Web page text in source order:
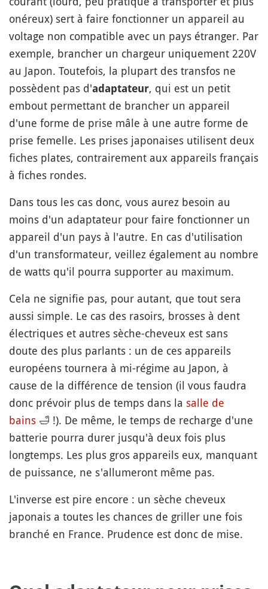
onéreux) sert à faire fonctionner un appareil au
voltage non compatible avec un pays étranger. Par
exemple, brancher un chargeur uniquement 220V
au Japon. Toutefois, la plupart des transfos ne
possèdent pas d'adaptateur, qui est un petit
embout permettant de brancher un appareil
d'une forme de prise mâle à une autre forme de
prise femelle. Les prises japonaises utilisent deux
fiches plates, contrairement aux appareils français
à fiches rondes.
Dans tous les cas donc, vous aurez besoin au
moins d'un adaptateur pour faire fonctionner un
appareil d'un pays à l'autre. En cas d'utilisation
d'un transformateur, veillez également au nombre
de watts qu'il pourra supporter au maximum.
Cela ne signifie pas, pour autant, que tout sera
aussi simple. Le cas des rasoirs, brosses à dent
électriques et autres sèche-cheveux est sans
doute des plus parlants : un de ces appareils
européens tournera à mi-régime au Japon, à
cause de la différence de tension (il vous faudra
donc prévoir plus de temps dans la salle de
bains 🛁 !). De même, le temps de recharge d'une
batterie pourra durer jusqu'à deux fois plus
longtemps. Les plus gros appareils eux, manquant
de puissance, ne s'allumeront même pas.
L'inverse est pire encore : un sèche cheveux
japonais a toutes les chances de griller une fois
branché en France. Prudence est donc de mise.